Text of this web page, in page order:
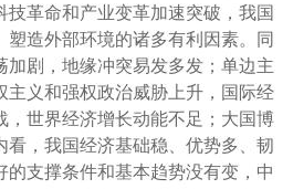
技革命和产业变革加速突破，我国
塑造外部环境的诸多有利因素。同
加剧，地缘冲突易发多发；单边主
主义和强权政治威胁上升，国际经
，世界经济增长动能不足；大国博
看，我国经济基础稳、优势多、韧
支撑条件和基本趋势没有变，中